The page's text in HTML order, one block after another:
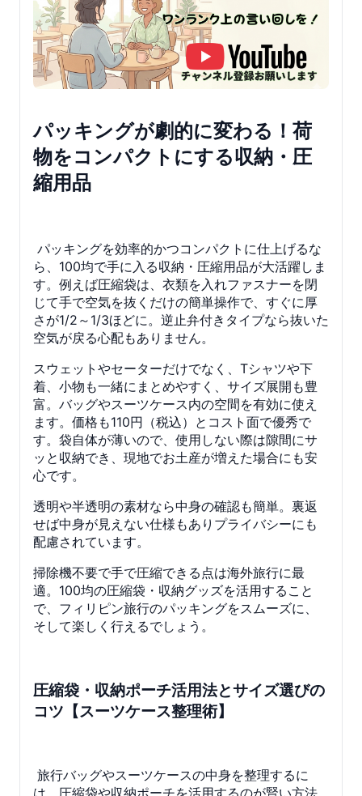
パッキングが劇的に変わる！荷
物をコンパクトにする収納・圧
縮用品
パッキングを効率的かつコンパクトに仕上げるな
ら、100均で手に入る収納・圧縮用品が大活躍しま
す。例えば圧縮袋は、衣類を入れファスナーを閉
じて手で空気を抜くだけの簡単操作で、すぐに厚
さが1/2～1/3ほどに。逆止弁付きタイプなら抜いた
空気が戻る心配もありません。
スウェットやセーターだけでなく、Tシャツや下
着、小物も一緒にまとめやすく、サイズ展開も豊
富。バッグやスーツケース内の空間を有効に使え
ます。価格も110円（税込）とコスト面で優秀で
す。袋自体が薄いので、使用しない際は隙間にサ
ッと収納でき、現地でお土産が増えた場合にも安
心です。
透明や半透明の素材なら中身の確認も簡単。裏返
せば中身が見えない仕様もありプライバシーにも
配慮されています。
掃除機不要で手で圧縮できる点は海外旅行に最
適。100均の圧縮袋・収納グッズを活用すること
で、フィリピン旅行のパッキングをスムーズに、
そして楽しく行えるでしょう。
圧縮袋・収納ポーチ活用法とサイズ選びの
コツ【スーツケース整理術】
旅行バッグやスーツケースの中身を整理するに
は、圧縮袋や収納ポーチを活用するのが賢い方法